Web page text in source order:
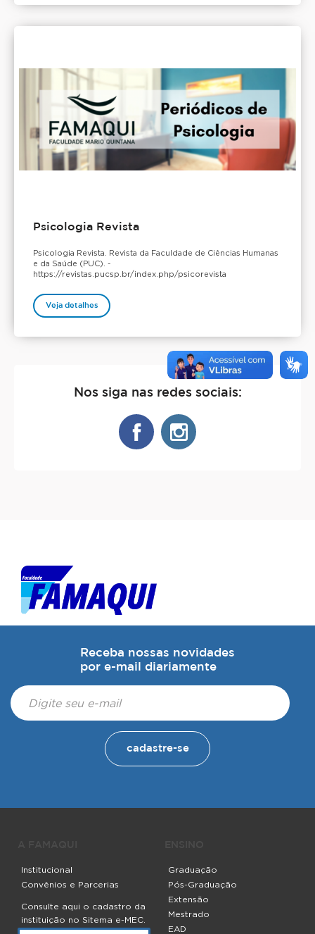
Psicologia Revista
Psicologia Revista. Revista da Faculdade de Ciências Humanas
e da Saúde (PUC). -
https://revistas.pucsp.br/index.php/psicorevista
Veja detalhes
Nos siga nas redes sociais:
Receba nossas novidades
por e-mail diariamente
cadastre-se
Institucional
Convênios e Parcerias
Consulte aqui o cadastro da
instituição no Sitema e-MEC.
Graduação
Pós-Graduação
Extensão
Mestrado
EAD